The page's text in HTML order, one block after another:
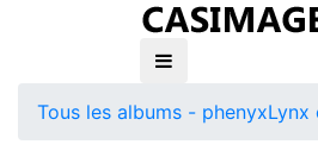
Tous les albums - phenyxLynx